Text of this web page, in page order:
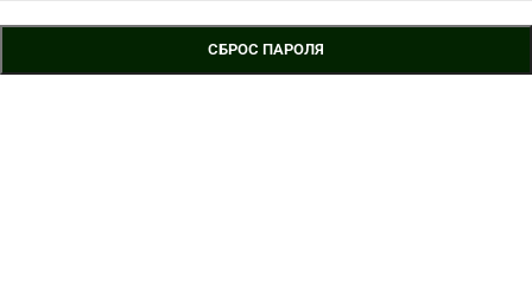
СБРОС ПАРОЛЯ